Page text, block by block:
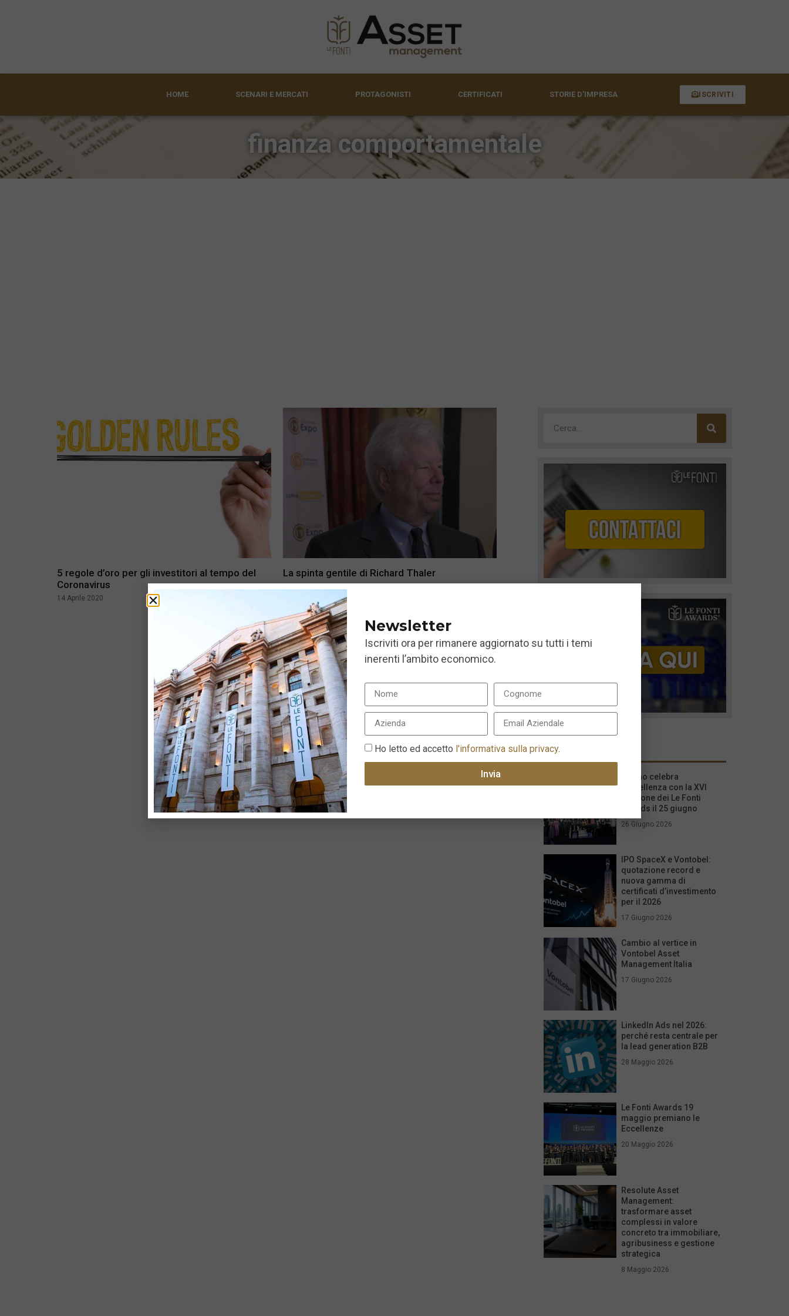
HOME SCENARI E MERCATI PROTAGONISTI CERTIFICATI STORIE D’IMPRESA ISCRIVITI
finanza comportamentale
5 regole d’oro per gli investitori al tempo del
Coronavirus
14 Aprile 2020
La spinta gentile di Richard Thaler
13 Giugno 2019
I più recenti
Milano celebra
l’eccellenza con la XVI
edizione dei Le Fonti
Awards il 25 giugno
26 Giugno 2026
IPO SpaceX e Vontobel:
quotazione record e
nuova gamma di
certificati d’investimento
per il 2026
17 Giugno 2026
Cambio al vertice in
Vontobel Asset
Management Italia
17 Giugno 2026
LinkedIn Ads nel 2026:
perché resta centrale per
la lead generation B2B
28 Maggio 2026
Le Fonti Awards 19
maggio premiano le
Eccellenze
20 Maggio 2026
Resolute Asset
Management:
trasformare asset
complessi in valore
concreto tra immobiliare,
agribusiness e gestione
strategica
8 Maggio 2026
Newsletter
Iscriviti ora per rimanere aggiornato su tutti i temi
inerenti l’ambito economico.
Ho letto ed accetto l'informativa sulla privacy.
Invia